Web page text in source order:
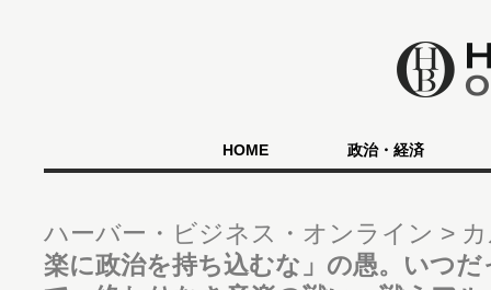
HOME 政治・経済
ハーバー・ビジネス・オンライン
楽に政治を持ち込むな」の愚。いつ